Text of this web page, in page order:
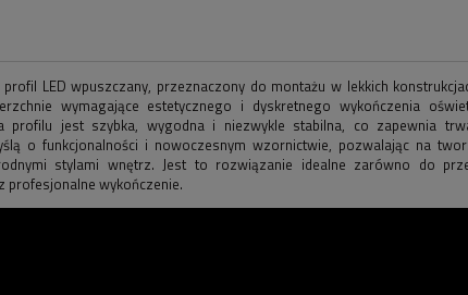
LED wpuszczany, przeznaczony do montażu w lekkich
wymagające estetycznego i dyskretnego wykończenia
profilu jest szybka, wygodna i niezwykle stabilna, co zapewnia
o funkcjonalności i nowoczesnym wzornictwie, pozwalając na
stylami wnętrz. Jest to rozwiązanie idealne zarówno do
profesjonalne wykończenie.